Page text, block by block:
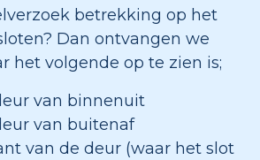
betrekking op het
Dan ontvangen we
het volgende op te zien is;
van binnenuit
van buitenaf
van de deur (waar het slot